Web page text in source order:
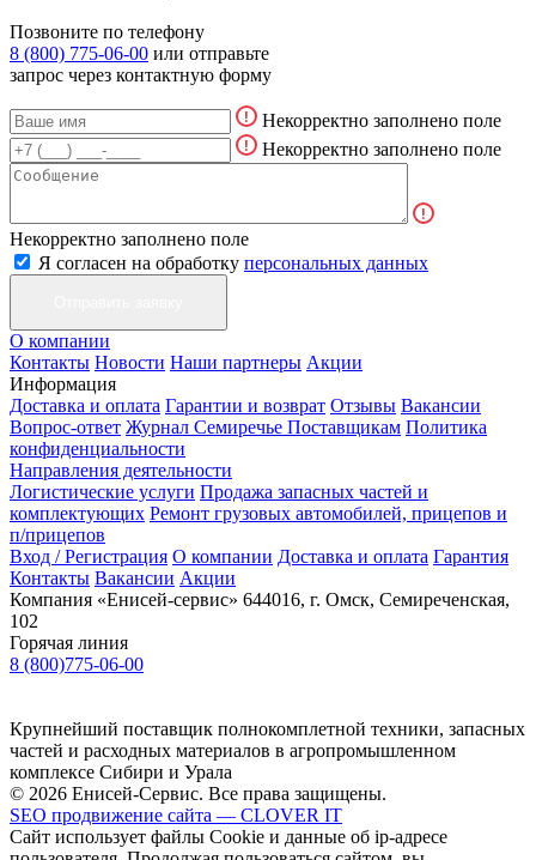
Позвоните по телефону
8 (800) 775-06-00 или отправьте
запрос через контактную форму
Некорректно заполнено поле
Некорректно заполнено поле
Некорректно заполнено поле
Я согласен на обработку персональных данных
О компании
Контакты Новости Наши партнеры Акции
Информация
Доставка и оплата Гарантии и возврат Отзывы Вакансии
Вопрос-ответ Журнал Семиречье Поставщикам Политика
конфиденциальности
Направления деятельности
Логистические услуги Продажа запасных частей и
комплектующих Ремонт грузовых автомобилей, прицепов и
п/прицепов
Вход / Регистрация О компании Доставка и оплата Гарантия
Контакты Вакансии Акции
Компания «Енисей-сервис» 644016, г. Омск, Семиреченская,
102
Горячая линия
8 (800)775-06-00
Крупнейший поставщик полнокомплетной техники, запасных
частей и расходных материалов в агропромышленном
комплексе Сибири и Урала
© 2026 Енисей-Сервис. Все права защищены.
SEO продвижение сайта — CLOVER IT
Сайт использует файлы Cookie и данные об ip-адресе